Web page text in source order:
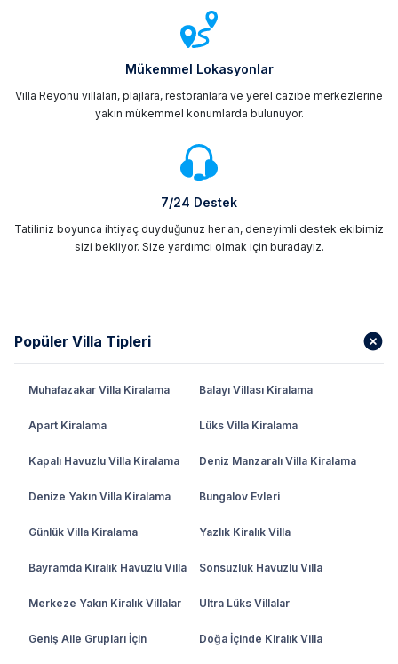
Mükemmel Lokasyonlar
Villa Reyonu villaları, plajlara, restoranlara ve yerel cazibe merkezlerine
yakın mükemmel konumlarda bulunuyor.
7/24 Destek
Tatiliniz boyunca ihtiyaç duyduğunuz her an, deneyimli destek ekibimiz
sizi bekliyor. Size yardımcı olmak için buradayız.
Popüler Villa Tipleri
Muhafazakar Villa Kiralama Balayı Villası Kiralama
Apart Kiralama Lüks Villa Kiralama
Kapalı Havuzlu Villa Kiralama Deniz Manzaralı Villa Kiralama
Denize Yakın Villa Kiralama Bungalov Evleri
Günlük Villa Kiralama Yazlık Kiralık Villa
Bayramda Kiralık Havuzlu Villa Sonsuzluk Havuzlu Villa
Merkeze Yakın Kiralık Villalar Ultra Lüks Villalar
Geniş Aile Grupları İçin Doğa İçinde Kiralık Villa